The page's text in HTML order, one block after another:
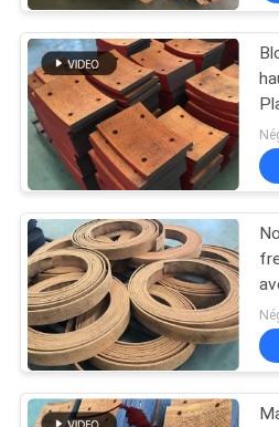
NOUS
VISITE
D'USINE
CONTRÔLE
DE
QUALITÉ
CONTACTEZ-
NOUS
Doublure
pain de
Petit pain
doublure